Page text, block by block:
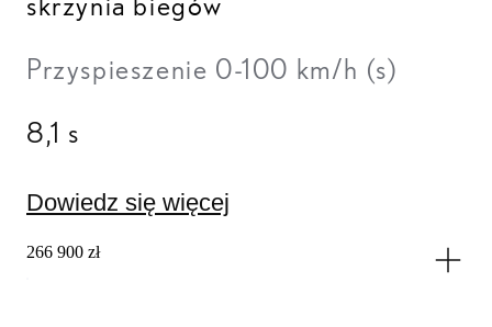
Przyspieszenie 0-100 km/h (s)
8,1 s
Dowiedz się więcej
266 900 zł